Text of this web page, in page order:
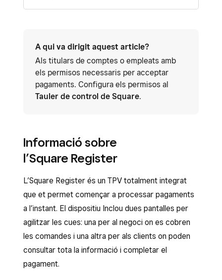
A qui va dirigit aquest article?
Als titulars de comptes o empleats amb
els permisos necessaris per acceptar
pagaments. Configura els permisos al
Tauler de control de Square.
Informació sobre
l’Square Register
L’Square Register és un TPV totalment integrat
que et permet començar a processar pagaments
a l’instant. El dispositiu Inclou dues pantalles per
agilitzar les cues: una per al negoci on es cobren
les comandes i una altra per als clients on poden
consultar tota la informació i completar el
pagament.